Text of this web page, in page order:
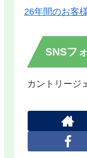
26年間のお客
SNSフ
カントリージ